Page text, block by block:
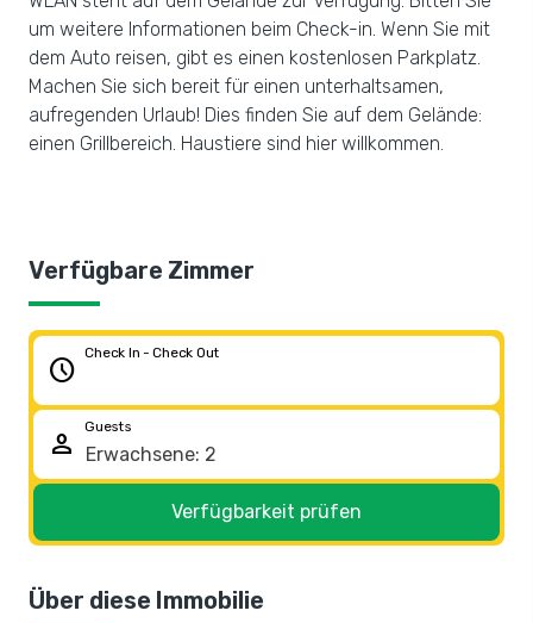
um weitere Informationen beim Check-in. Wenn Sie mit
dem Auto reisen, gibt es einen kostenlosen Parkplatz.
Machen Sie sich bereit für einen unterhaltsamen,
aufregenden Urlaub! Dies finden Sie auf dem Gelände:
einen Grillbereich. Haustiere sind hier willkommen.
Verfügbare Zimmer
schedule
Check In - Check Out
person
Guests
Verfügbarkeit prüfen
Über diese Immobilie